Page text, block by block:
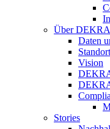
Über DEKRA
Daten
Vision
Stories